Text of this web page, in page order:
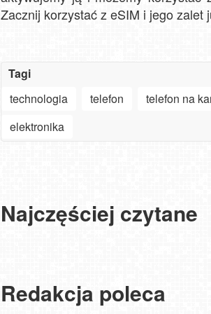
Zacznij korzystać z eSIM i jego zalet
Tagi
technologia
telefon telefon na
elektronika
Najczęściej czytane
Szanowny użytkowniku APLIKACJI - ważne
zmiany w aplikacjach na Smart TV, LG,
Redakcja poleca